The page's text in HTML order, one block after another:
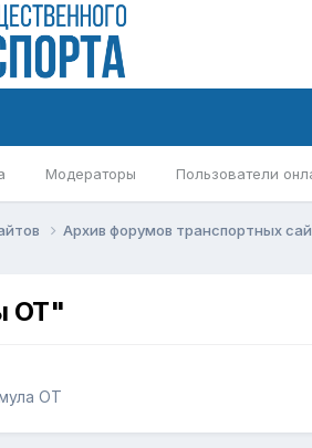
Модераторы Пользователи
Архив форумов транспортных
ОТ"
ОТ